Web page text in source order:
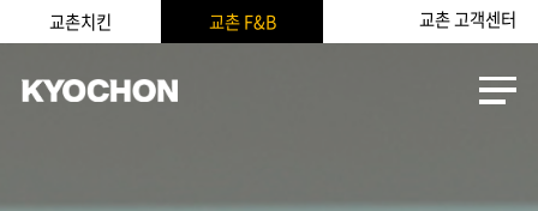
교촌치킨 교촌 F&B 교촌 고객센터